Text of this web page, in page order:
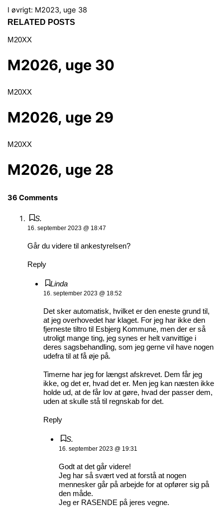
I øvrigt: M2023, uge 38
RELATED POSTS
M20XX
M2026, uge 30
M20XX
M2026, uge 29
M20XX
M2026, uge 28
36 Comments
S.
16. september 2023 @ 18:47
Går du videre til ankestyrelsen?
Reply
Linda
16. september 2023 @ 18:52
Det sker automatisk, hvilket er den eneste grund til,
at jeg overhovedet har klaget. For jeg har ikke den
fjerneste tiltro til Esbjerg Kommune, men der er så
utroligt mange ting, jeg synes er helt vanvittige i
deres sagsbehandling, som jeg gerne vil have nogen
udefra til at få øje på.
Timerne har jeg for længst afskrevet. Dem får jeg
ikke, og det er, hvad det er. Men jeg kan næsten ikke
holde ud, at de får lov at gøre, hvad der passer dem,
uden at skulle stå til regnskab for det.
Reply
S.
16. september 2023 @ 19:31
Godt at det går videre!
Jeg har så svært ved at forstå at nogen
mennesker går på arbejde for at opfører sig på
den måde.
Jeg er RASENDE på jeres vegne.